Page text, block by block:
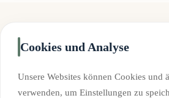
Cookies und Analyse
Unsere Websites können Cookies und
verwenden, um Einstellungen zu